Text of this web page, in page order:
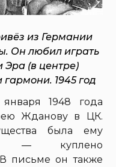
из Германии
Он любил играть
Эра (в центре)
1945 год
1948 года
Жданову в ЦК.
была ему
— куплено
В письме он также